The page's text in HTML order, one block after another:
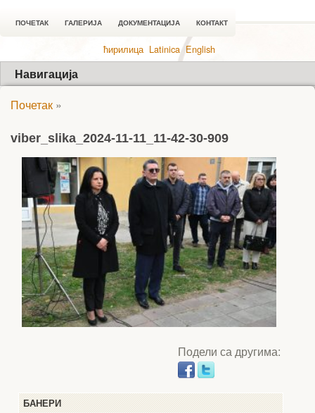
ПОЧЕТАК ГАЛЕРИЈА ДОКУМЕНТАЦИЈА КОНТАКТ
ћирилица Latinica English
Навигација
БАНЕРИ
Почетак »
viber_slika_2024-11-11_11-42-30-909
Подели са другима: